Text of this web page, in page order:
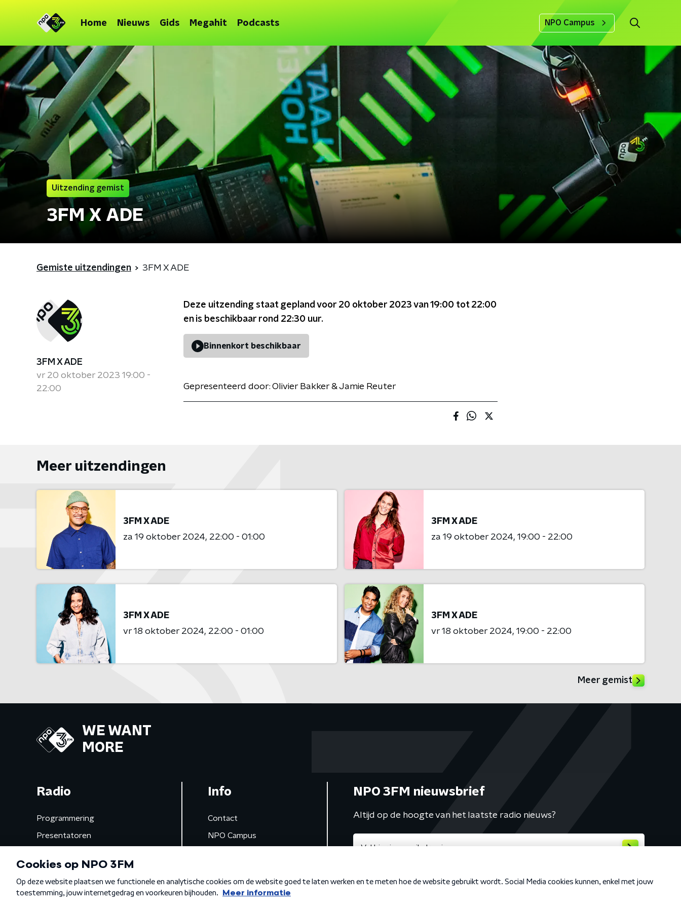
Home Nieuws Gids Megahit Podcasts NPO Campus
Uitzending gemist
3FM X ADE
Gemiste uitzendingen 3FM X ADE
3FM X ADE
vr 20 oktober 2023 19:00 -
22:00
Deze uitzending staat gepland voor 20 oktober 2023 van 19:00 tot 22:00
en is beschikbaar rond 22:30 uur.
Binnenkort beschikbaar
Gepresenteerd door: Olivier Bakker & Jamie Reuter
Meer uitzendingen
3FM X ADE
za 19 oktober 2024 22:00 - 01:00
3FM X ADE
za 19 oktober 2024 19:00 - 22:00
3FM X ADE
vr 18 oktober 2024 22:00 - 01:00
3FM X ADE
vr 18 oktober 2024 19:00 - 22:00
Meer gemist
WE WANT
MORE
Radio
Programmering
Presentatoren
Gemist
Info
Contact
NPO Campus
NPO 3FM nieuwsbrief
Altijd op de hoogte van het laatste radio nieuws?
Algemene voorwaarden Privacybeleid